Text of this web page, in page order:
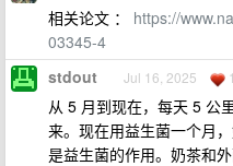
相关论文 ： https://
03345-4
stdout Jul 16, 2025 1
从 5 月到现在，每天 5 公
来。现在用益生菌一个月
是益生菌的作用。奶茶和